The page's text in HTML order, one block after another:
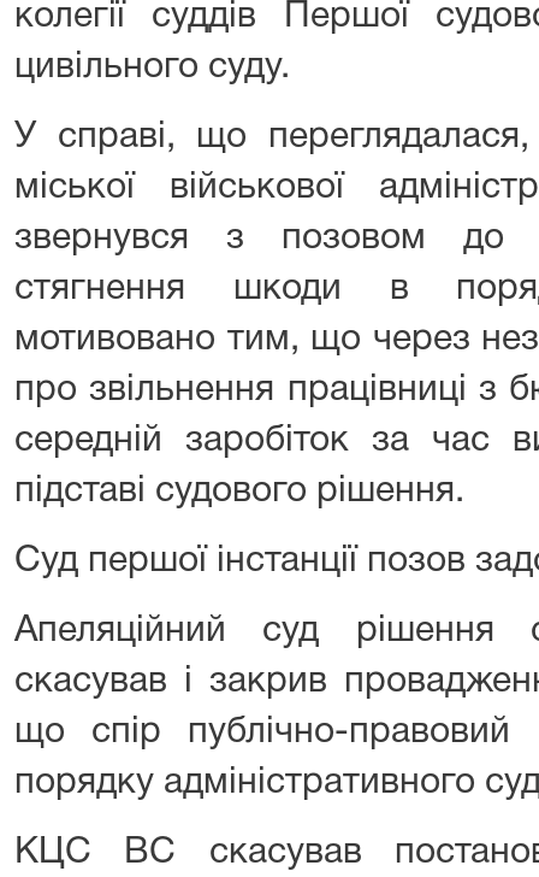
колегії суддів Першої
цивільного суду.
У справі, що
міської військової
звернувся з позовом до
стягнення шкоди в
мотивовано тим, що через
про звільнення працівниці з
середній заробіток за час
підставі судового рішення.
Суд першої інстанції позов
Апеляційний суд рішення
скасував і закрив
що спір публічно-правовий
порядку адміністративного
КЦС ВС скасував